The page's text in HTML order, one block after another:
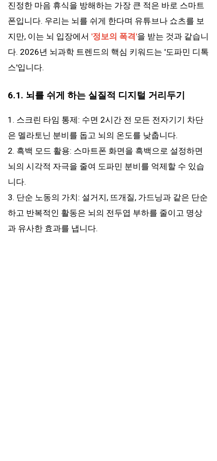
진정한 마음 휴식을 방해하는 가장 큰 적은 바로 스마트
폰입니다. 우리는 뇌를 쉬게 한다며 유튜브나 쇼츠를 보
지만, 이는 뇌 입장에서 '정보의 폭격'을 받는 것과 같습니
다. 2026년 뇌과학 트렌드의 핵심 키워드는 '도파민 디톡
스'입니다.
6.1. 뇌를 쉬게 하는 실질적 디지털 거리두기
1. 스크린 타임 통제: 수면 2시간 전 모든 전자기기 차단
은 멜라토닌 분비를 돕고 뇌의 온도를 낮춥니다.
2. 흑백 모드 활용: 스마트폰 화면을 흑백으로 설정하면
뇌의 시각적 자극을 줄여 도파민 분비를 억제할 수 있습
니다.
3. 단순 노동의 가치: 설거지, 뜨개질, 가드닝과 같은 단순
하고 반복적인 활동은 뇌의 전두엽 부하를 줄이고 명상
과 유사한 효과를 냅니다.